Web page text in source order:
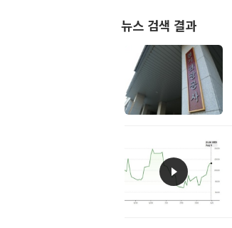
뉴스 검색 결과